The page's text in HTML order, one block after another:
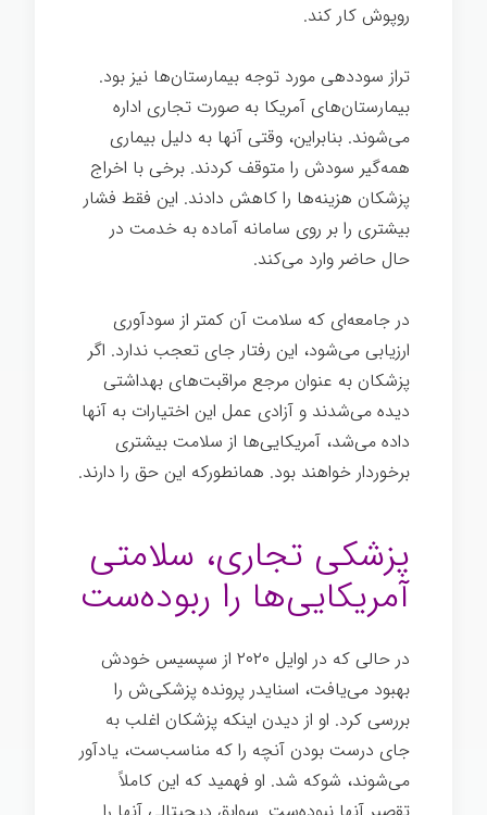
روپوش کار کند.
تراز سوددهی مورد توجه بیمارستان‌ها نیز بود.
بیمارستان‌های آمریکا به صورت تجاری اداره
می‌شوند. بنابراین، وقتی آنها به دلیل بیماری
همه‌گیر سودش را متوقف کردند. برخی با اخراج
پزشکان هزینه‌ها را کاهش دادند. این فقط فشار
بیشتری را بر روی سامانه آماده به خدمت در
حال حاضر وارد می‌کند.
در جامعه‌ای که سلامت آن کمتر از سودآوری
ارزیابی می‌شود، این رفتار جای تعجب ندارد. اگر
پزشکان به عنوان مرجع مراقبت‌های بهداشتی
دیده می‌شدند و آزادی عمل این اختیارات به آنها
داده می‌شد، آمریکایی‌ها از سلامت بیشتری
برخوردار خواهند بود. همانطورکه این حق را دارند.
پزشکی تجاری، سلامتی
آمریکایی‌ها را ربوده‌ست
در حالی که در اوایل ۲۰۲۰ از سپسیس خودش
بهبود می‌یافت، اسنایدر پرونده پزشکی‌ش را
بررسی کرد. او از دیدن اینكه پزشكان اغلب به
جای درست بودن آنچه را كه مناسب‌ست، یادآور
می‌شوند، شوكه شد. او فهمید كه این كاملاً